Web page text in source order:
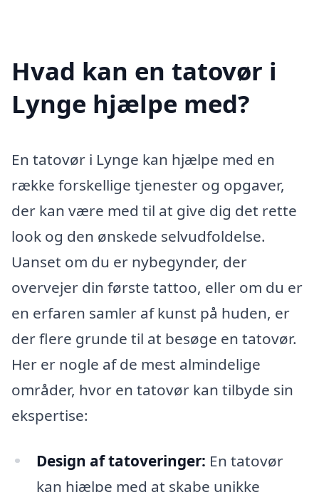
Hvad kan en tatovør i
Lynge hjælpe med?
En tatovør i Lynge kan hjælpe med en
række forskellige tjenester og opgaver,
der kan være med til at give dig det rette
look og den ønskede selvudfoldelse.
Uanset om du er nybegynder, der
overvejer din første tattoo, eller om du er
en erfaren samler af kunst på huden, er
der flere grunde til at besøge en tatovør.
Her er nogle af de mest almindelige
områder, hvor en tatovør kan tilbyde sin
ekspertise:
Design af tatoveringer: En tatovør
kan hjælpe med at skabe unikke